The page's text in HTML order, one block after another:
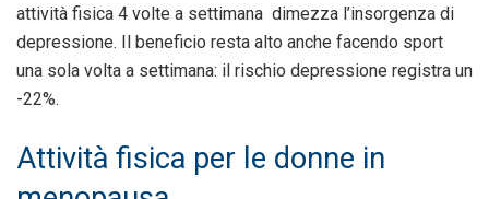
attività fisica 4 volte a settimana dimezza l’insorgenza di
depressione. Il beneficio resta alto anche facendo sport
una sola volta a settimana: il rischio depressione registra un
-22%.
Attività fisica per le donne in